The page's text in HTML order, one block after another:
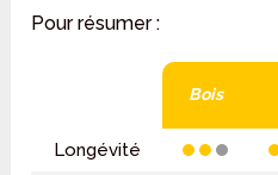
Pour résumer :
Bois
Longévité